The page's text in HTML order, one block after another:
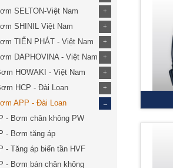
SELTON-Việt Nam +
SHINIL Việt Nam +
TIẾN PHÁT - Việt Nam +
DAPHOVINA - Việt Nam +
HOWAKI - Việt Nam +
HCP - Đài Loan +
APP - Đài Loan
- Bơm chân không PW
- Bơm tăng áp
- Tăng áp biến tần HVF
- Bơm bán chân không